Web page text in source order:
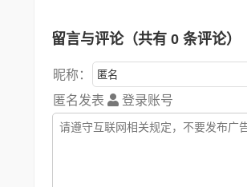
留言与评论（共有 0 条评论）
昵称：
匿名发表
登录账号